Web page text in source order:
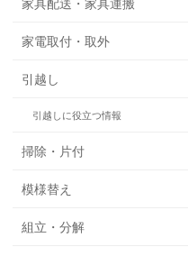
家具配送・家具運搬
家電取付・取外
引越し
引越しに役立つ情報
掃除・片付
模様替え
組立・分解